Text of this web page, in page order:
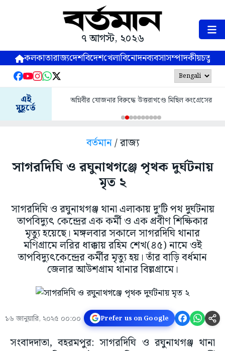
৭ আগস্ট, ২০২৬
কলকাতারাজ্যদেশবিদেশখেলাবিনোদনব্যবসাসম্পাদকীয়
এই
মুহূর্তে
অগ্নিবীর যোজনার বিরুদ্ধে উত্তরাখণ্ডে মিছিল কংগ্রেসের
বর্তমান/ রাজ্য
সাগরদিঘি ও রঘুনাথগঞ্জে পৃথক দুর্ঘটনায়
মৃত ২
সাগরদিঘি ও রঘুনাথগঞ্জ থানা এলাকায় দু’টি পথ দুর্ঘটনায়
তাপবিদ্যুৎ কেন্দ্রের এক কর্মী ও এক প্রবীণ শিক্ষিকার
মৃত্যু হয়েছে। মঙ্গলবার সকালে সাগরদিঘি থানার
মণিগ্রামে লরির ধাক্কায় রহিম শেখ(৪৫) নামে ওই
তাপবিদ্যুৎকেন্দ্রের কর্মীর মৃত্যু হয়। তাঁর বাড়ি বর্ধমান
জেলার আউশগ্রাম থানার বিল্লগ্রামে।
১৬ জানুয়ারি, ২০২৫ ০০:০০ Prefer us on Google
সংবাদদাতা, বহরমপুর: সাগরদিঘি ও রঘুনাথগঞ্জ থানা